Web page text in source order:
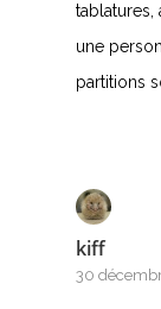
tablatures,
une
partitions
kiff
30